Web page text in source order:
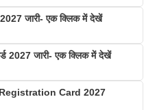
2027 जारी- एक क्लिक में देखें
2027 जारी- एक क्लिक में देखें
Card 2027